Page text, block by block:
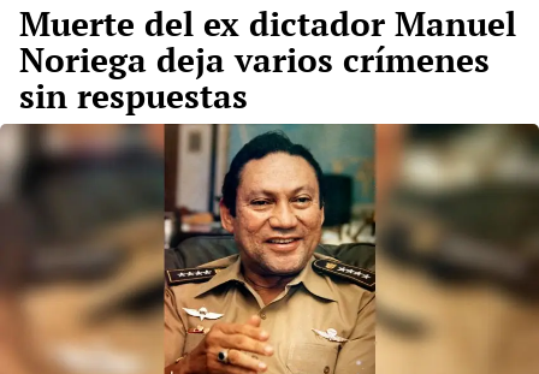
Muerte del ex dictador Manuel
Noriega deja varios crímenes
sin respuestas